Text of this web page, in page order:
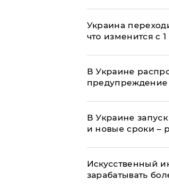
Украина
что изменится с
В Украине
В Украине
и новые сроки –
Искусственный
зарабатывать